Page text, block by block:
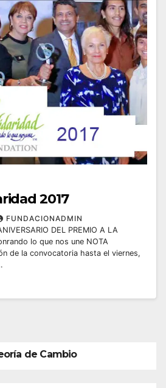
2017
FUNDACIONADMIN
DEL PREMIO A LA
lo que nos une NOTA
de la convocatoria hasta el viernes,
de Cambio